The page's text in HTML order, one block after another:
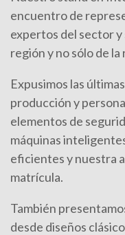
encuentro de
expertos del sector
región y no sólo de la
Expusimos las
producción y
elementos de
máquinas
eficientes y nuestra
matrícula.
También
desde diseños